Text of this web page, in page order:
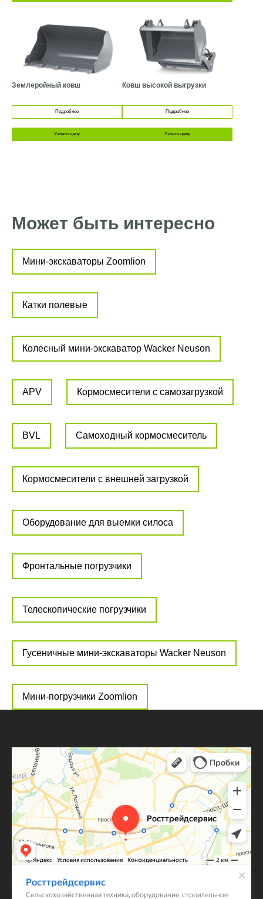
Землеройный ковш
Подробнее
Узнать цену
Ковш высокой выгрузки
Подробнее
Узнать цену
Может быть интересно
Мини-экскаваторы Zoomlion
Катки полевые
Колесный мини-экскаватор Wacker Neuson
APV Кормосмесители с самозагрузкой
BVL Самоходный кормосмеситель
Кормосмесители с внешней загрузкой
Оборудование для выемки силоса
Фронтальные погрузчики
Телескопические погрузчики
Гусеничные мини-экскаваторы Wacker Neuson
Мини-погрузчики Zoomlion